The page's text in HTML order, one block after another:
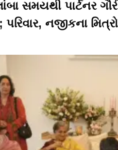
સમયથી પાર્ટનર
નજીકના